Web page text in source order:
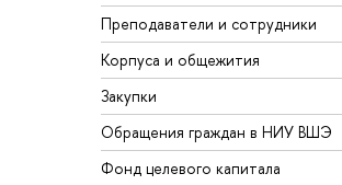
Преподаватели и сотрудники
Корпуса и общежития
Закупки
Обращения граждан в НИУ ВШЭ
Фонд целевого капитала